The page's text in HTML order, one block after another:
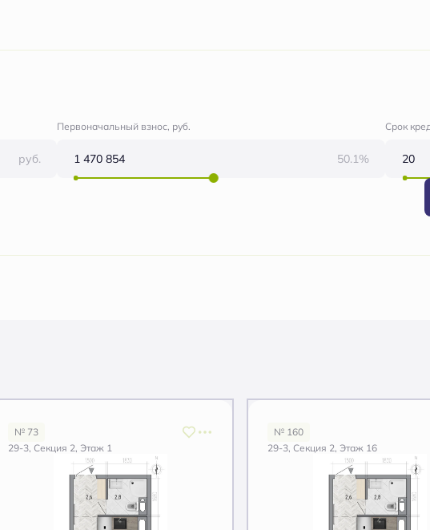
руб.
Первоначальный взнос, руб.
50.1%
Срок
№ 73
29-3, Секция 2, Этаж 1
№ 160
29-3, Секция 2, Этаж 16